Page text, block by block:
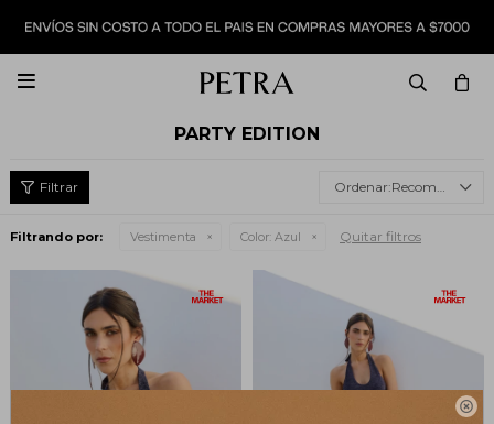


PARTY EDITION
Recomendados
Filtrando por: Vestimenta Color: Azul Quitar filtros